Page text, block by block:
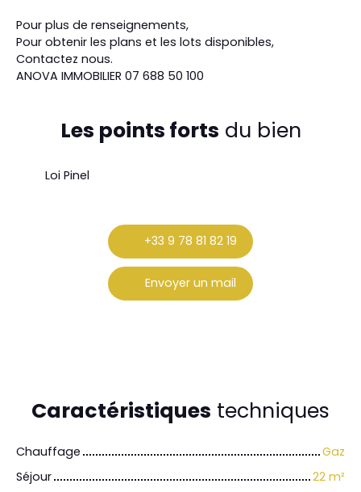
Pour plus de renseignements,
Pour obtenir les plans et les lots disponibles,
Contactez nous.
ANOVA IMMOBILIER 07 688 50 100
Les points forts du bien
Loi Pinel
+33 9 78 81 82 19
Envoyer un mail
Caractéristiques techniques
Chauffage
Gaz
Séjour
22 m²